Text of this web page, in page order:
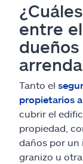
entre
Tanto el
propietarios
cubrir el
propiedad,
daños por un
granizo u